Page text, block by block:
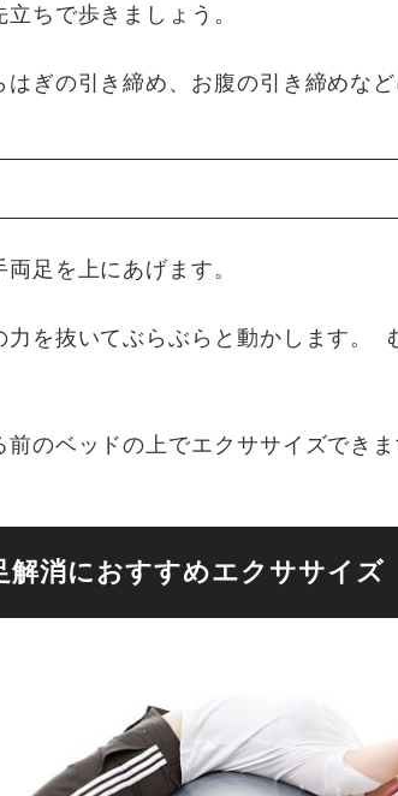
ちで歩きましょう。
ぎの引き締め、お腹の引き締めなど
足を上にあげます。
力を抜いてぶらぶらと動かします。
のベッドの上でエクササイズできま
解消におすすめエクササイズ